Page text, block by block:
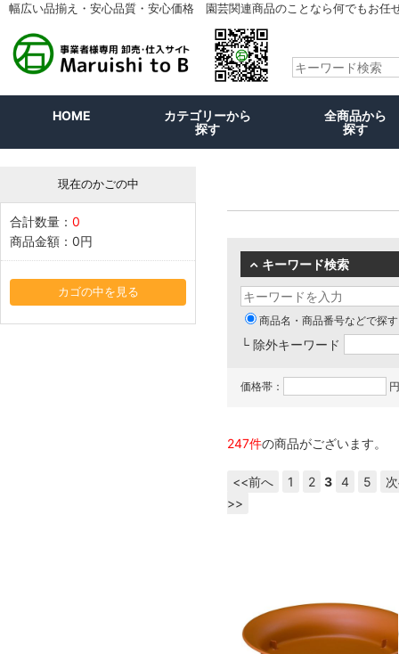
幅広い品揃え・安心品質・安心価格 園芸関連商品のことなら何でもお任
HOME
カテゴリーから
探す
全商品から
探す
現在のかごの中
合計数量： 0
商品金額： 0円
カゴの中を見る
キーワード検索
商品名・商品番号などで探す
└ 除外キーワード
価格帯：
247件の商品がございます。
<<前へ 1 2 3 4 5
>>